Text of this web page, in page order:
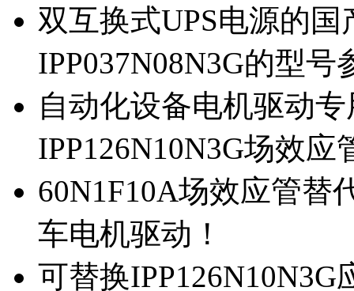
双互换式UPS电源的
IPP037N08N3G的型号
自动化设备电机驱动
IPP126N10N3G场效应
60N1F10A场效应管替
车电机驱动！
可替换